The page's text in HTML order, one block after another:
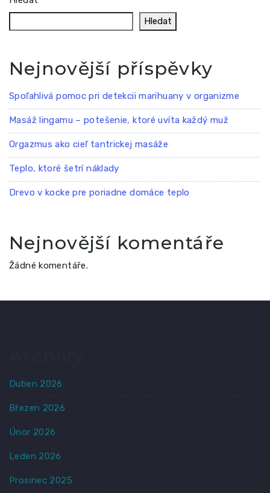
Hledat
Nejnovější příspěvky
Spoľahlivá pomoc pri detekcii marihuany v organizme
Masáž lingamu – potešenie, ktoré uvíta každý muž
Orgazmus ako cieľ tantrickej masáže
Teplo, ktoré šetrí náklady
Drevo v kocke pre poriadne domáce teplo
Nejnovější komentáře
Žádné komentáře.
Duben 2026
Březen 2026
Únor 2026
Leden 2026
Prosinec 2025